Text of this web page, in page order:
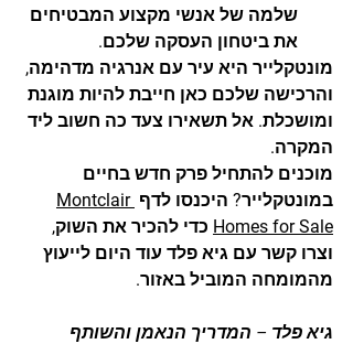
שלמה של אנשי מקצוע המבטיחים
את ביטחון העסקה שלכם.
מונטקלייר היא עיר עם אנרגיה מדהימה,
והרכישה שלכם כאן חייבת להיות מוגנת
ומושכלת. אל תשאירו צעד כה חשוב ליד
המקרה.
מוכנים להתחיל פרק חדש בחיים
במונטקלייר? היכנסו לדף Montclair
Homes for Sale כדי להכיר את השוק,
וצרו קשר עם גיא פלד עוד היום לייעוץ
מהמומחה המוביל באזור.
גיא פלד – המדריך הנאמן והשותף